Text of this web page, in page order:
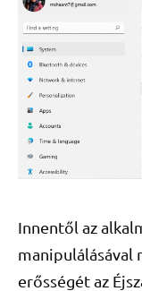
Innentől az
manipulálásával
erősségét az